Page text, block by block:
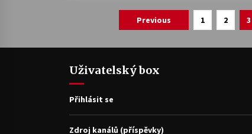
Previous 1 2 3
Uživatelský box
Přihlásit se
Zdroj kanálů (příspěvky)